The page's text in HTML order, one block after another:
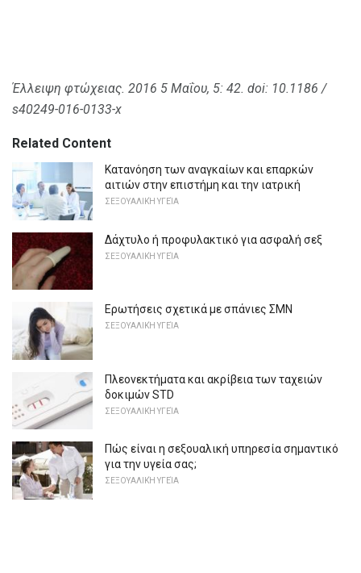
Έλλειψη φτώχειας. 2016 5 Μαΐου, 5: 42. doi: 10.1186 /
s40249-016-0133-x
Related Content
Κατανόηση των αναγκαίων και επαρκών
αιτιών στην επιστήμη και την ιατρική
ΣΕΞΟΥΑΛΙΚΉ ΥΓΕΊΑ
Δάχτυλο ή προφυλακτικό για ασφαλή σεξ
ΣΕΞΟΥΑΛΙΚΉ ΥΓΕΊΑ
Ερωτήσεις σχετικά με σπάνιες ΣΜΝ
ΣΕΞΟΥΑΛΙΚΉ ΥΓΕΊΑ
Πλεονεκτήματα και ακρίβεια των ταχειών
δοκιμών STD
ΣΕΞΟΥΑΛΙΚΉ ΥΓΕΊΑ
Πώς είναι η σεξουαλική υπηρεσία σημαντικό
για την υγεία σας;
ΣΕΞΟΥΑΛΙΚΉ ΥΓΕΊΑ